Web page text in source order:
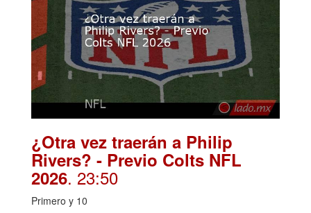
¿Otra vez traerán a Philip
Rivers? - Previo Colts NFL
2026. 23:50
Primero y 10